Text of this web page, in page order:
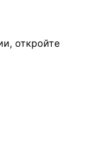
откройте